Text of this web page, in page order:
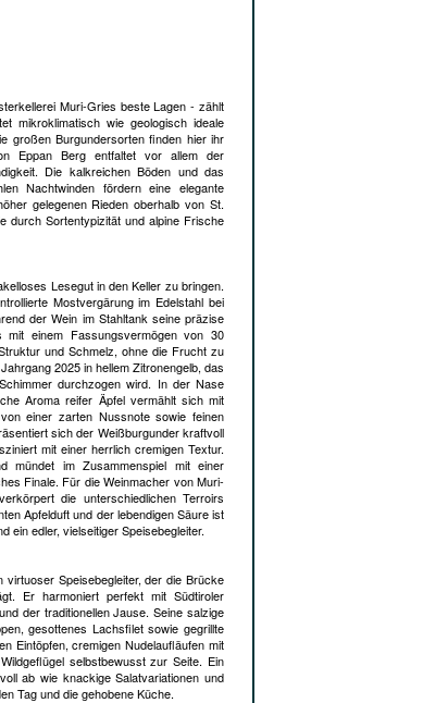
Muri-Gries beste Lagen - zählt
mikroklimatisch wie geologisch ideale
großen Burgundersorten finden hier ihr
Eppan Berg entfaltet vor allem der
Die kalkreichen Böden und das
Nachtwinden fördern eine elegante
gelegenen Rieden oberhalb von St.
durch Sortentypizität und alpine Frische
Lesegut in den Keller zu bringen.
Mostvergärung im Edelstahl bei
der Wein im Stahltank seine präzise
einem Fassungsvermögen von 30
und Schmelz, ohne die Frucht zu
2025 in hellem Zitronengelb, das
durchzogen wird. In der Nase
Aroma reifer Äpfel vermählt sich mit
einer zarten Nussnote sowie feinen
sich der Weißburgunder kraftvoll
mit einer herrlich cremigen Textur.
mündet im Zusammenspiel mit einer
Finale. Für die Weinmacher von Muri-
die unterschiedlichen Terroirs
Apfelduft und der lebendigen Säure ist
ein edler, vielseitiger Speisebegleiter.
Speisebegleiter, der die Brücke
Er harmoniert perfekt mit Südtiroler
der traditionellen Jause. Seine salzige
gesottenes Lachsfilet sowie gegrillte
Eintöpfen, cremigen Nudelaufläufen mit
selbstbewusst zur Seite. Ein
ab wie knackige Salatvariationen und
Tag und die gehobene Küche.